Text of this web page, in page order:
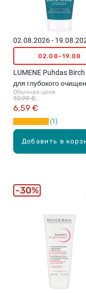
Добавить в
02.08.2026 -
02.08-19.08
LUMENE Puhdas
для глубокого
жирной и
кожи лица, 75мл
Обычная цена
6,59 €
10,99 €
1
30%